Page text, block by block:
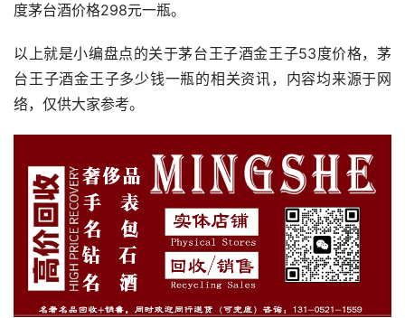
度茅台酒价格298元一瓶。
以上就是小编盘点的关于茅台王子酒金王子53度价格，茅
台王子酒金王子多少钱一瓶的相关资讯，内容均来源于网
络，仅供大家参考。